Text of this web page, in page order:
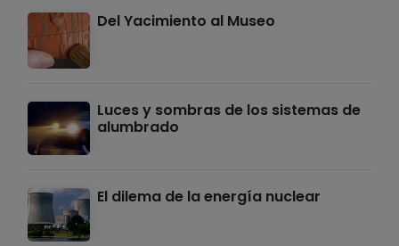
Del Yacimiento al Museo
Luces y sombras de los sistemas de
alumbrado
El dilema de la energía nuclear